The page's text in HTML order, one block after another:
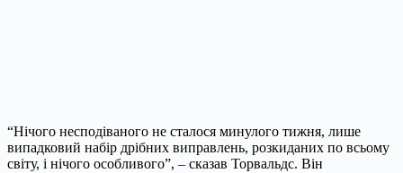
“Нічого несподіваного не сталося минулого тижня, лише
випадковий набір дрібних виправлень, розкиданих по всьому
світу, і нічого особливого”, – сказав Торвальдс. Він